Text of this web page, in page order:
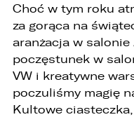
Choć w tym roku
za gorąca na
aranżacja w
poczęstunek w
VW i kreatywne
poczuliśmy magię
Kultowe
W porównywarce
jednocześnie trzy
Wybierz
Audi Q7 45 TDI
Wybierz gdzie